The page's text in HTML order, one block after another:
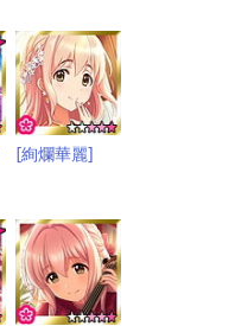
[絢爛華麗]